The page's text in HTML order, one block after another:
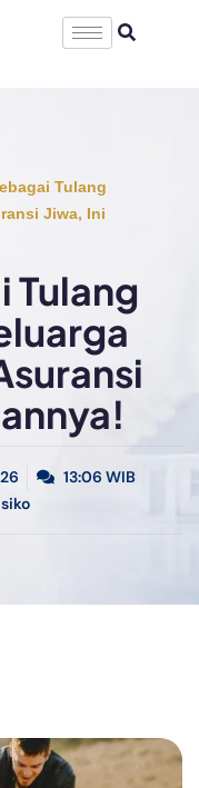
Tulang
Jiwa, Ini
Tulang
13:06 WIB